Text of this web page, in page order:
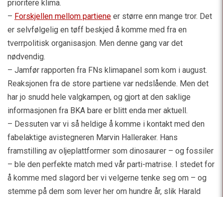
prioritere klima.
– Forskjellen mellom partiene er større enn mange tror. Det
er selvfølgelig en tøff beskjed å komme med fra en
tverrpolitisk organisasjon. Men denne gang var det
nødvendig.
– Jamfør rapporten fra FNs klimapanel som kom i august.
Reaksjonen fra de store partiene var nedslående. Men det
har jo snudd hele valgkampen, og gjort at den saklige
informasjonen fra BKA bare er blitt enda mer aktuell.
– Dessuten var vi så heldige å komme i kontakt med den
fabelaktige avistegneren Marvin Halleraker. Hans
framstilling av oljeplattformer som dinosaurer – og fossiler
– ble den perfekte match med vår parti-matrise. I stedet for
å komme med slagord ber vi velgerne tenke seg om – og
stemme på dem som lever her om hundre år, slik Harald